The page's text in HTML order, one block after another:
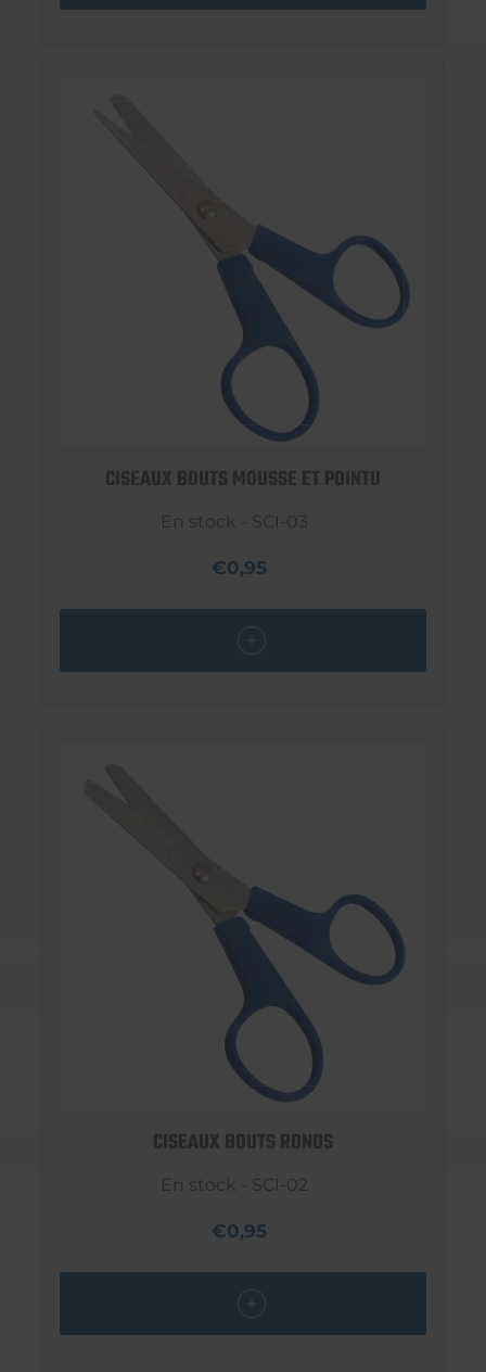
CISEAUX BOUTS MOUSSE ET POINTU
En stock - SCI-03
€0,95
CISEAUX BOUTS RONDS
En stock - SCI-02
€0,95